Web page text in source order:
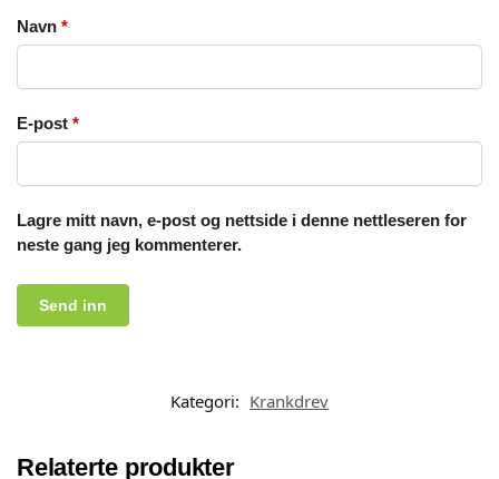
Navn *
E-post *
Lagre mitt navn, e-post og nettside i denne nettleseren for
neste gang jeg kommenterer.
Kategori: Krankdrev
Relaterte produkter